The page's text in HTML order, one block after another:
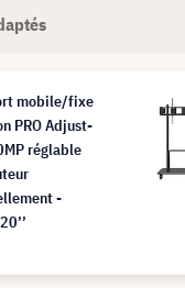
mobile/fixe
PRO Adjust-
réglable
-